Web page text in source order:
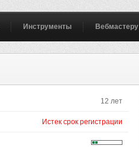
Инструменты Вебмастеру
12 лет
Истек срок регистрации